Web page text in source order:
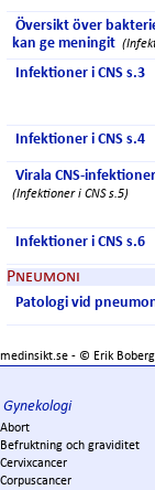
Översikt över
kan ge meningit
Infektioner i CNS s.3
Infektioner i CNS s.4
Virala CNS-infektioner
(Infektioner i CNS s.5)
Infektioner i CNS s.6
Pneumoni
Patologi vid
medinsikt.se - © Erik Boberg
Gynekologi
Abort
Befruktning och graviditet
Cervixcancer
Corpuscancer